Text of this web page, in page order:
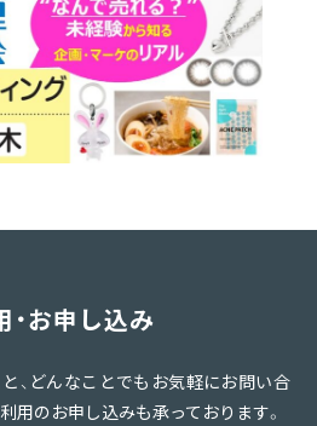
・お申し込み
、どんなことでもお気軽にお問い合
用のお申し込みも承っております。